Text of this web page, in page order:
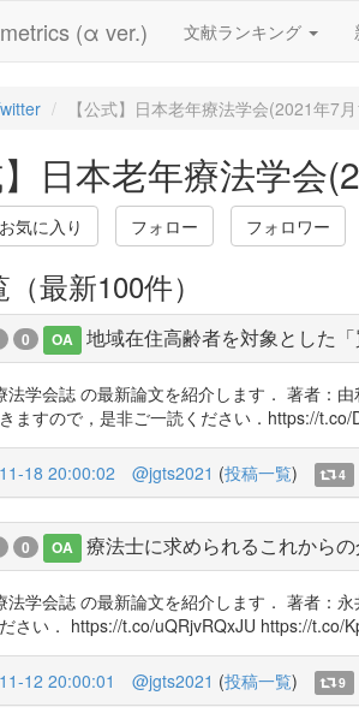
(α ver.) 文献ランキング
【公式】日本老年療法学会(2021年7
】日本老年療法学会
お気に入り フォロー フォロワー
最新100件）
0 OA 地域在住高齢者を対象とした
法学会誌 の最新論文を紹介します． 著者：
ますので，是非ご一読ください．https://
18 20:00:02 @jgts2021 (投稿一覧) 4
0 OA 療法士に求められるこれから
法学会誌 の最新論文を紹介します． 著者：
さい． https://t.co/uQRjvRQxJU https://t.co/
12 20:00:01 @jgts2021 (投稿一覧) 9